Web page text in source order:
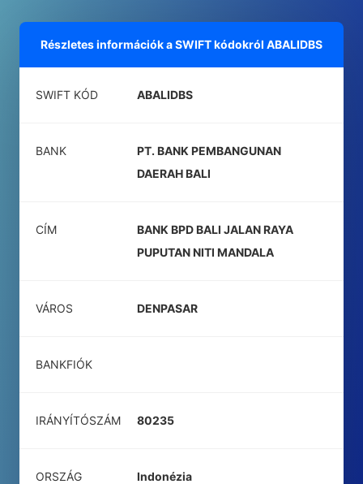
Részletes információk a SWIFT kódokról ABALIDBS
SWIFT KÓD ABALIDBS
BANK
PT. BANK PEMBANGUNAN
DAERAH BALI
CÍM
BANK BPD BALI JALAN RAYA
PUPUTAN NITI MANDALA
VÁROS DENPASAR
BANKFIÓK
IRÁNYÍTÓSZÁM 80235
ORSZÁG Indonézia